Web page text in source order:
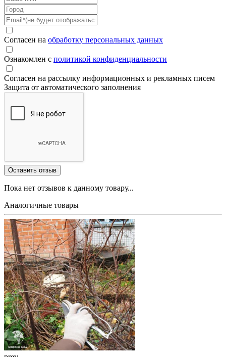
Согласен на обработку персональных данных
Ознакомлен с политикой конфиденциальности
Согласен на рассылку информационных и рекламных писем
Защита от автоматического заполнения
Пока нет отзывов к данному товару...
Аналогичные товары